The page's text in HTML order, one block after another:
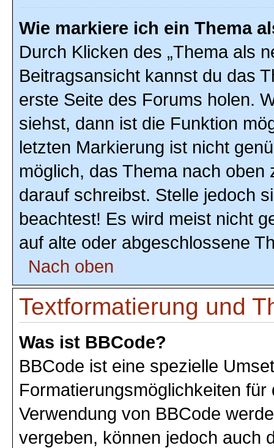
Wie markiere ich ein Thema
Durch Klicken des „Thema als
Beitragsansicht kannst du das
erste Seite des Forums holen.
siehst, dann ist die Funktion
letzten Markierung ist nicht
möglich, das Thema nach
darauf schreibst. Stelle jedoch
beachtest! Es wird meist nicht
auf alte oder abgeschlossene
Nach oben
Textformatierung und
Was ist BBCode?
BBCode ist eine spezielle
Formatierungsmöglichkeiten
Verwendung von BBCode
vergeben, können jedoch auch